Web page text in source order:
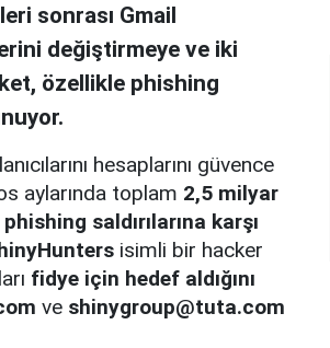
sonrası Gmail
değiştirmeye ve iki
özellikle phishing
hesaplarını güvence
aylarında toplam 2,5 milyar
phishing saldırılarına karşı
isimli bir hacker
fidye için hedef aldığını
ve shinygroup@tuta.com